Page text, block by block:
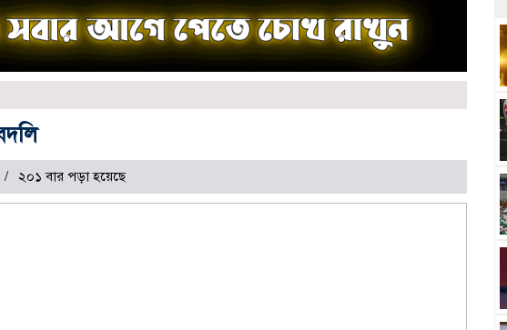
২০১ বার পড়া হয়েছে